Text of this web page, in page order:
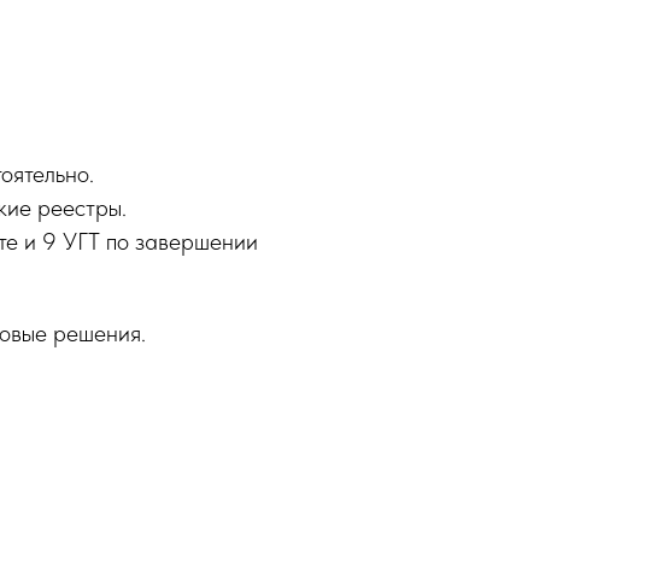
реестры.
и 9 УГТ по завершении
решения.